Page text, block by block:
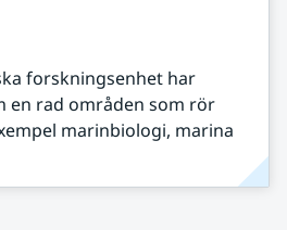
forskningsenhet har
en rad områden som rör
marinbiologi, marina